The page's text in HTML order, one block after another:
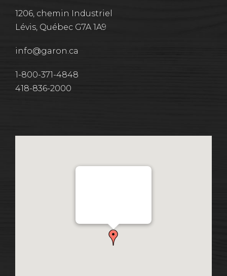
1206, chemin Industriel
Lévis, Québec G7A 1A9
info@garon.ca
1-800-371-4848
418-836-2000